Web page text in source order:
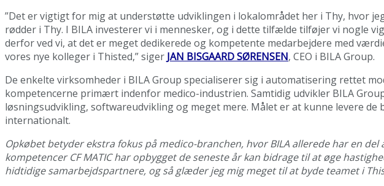
”Det er vigtigt for mig at understøtte udviklingen i lokalområdet her i Thy, hvor
rødder i Thy. I BILA investerer vi i mennesker, og i dette tilfælde tilføjer vi nogle
derfor ved vi, at det er meget dedikerede og kompetente medarbejdere med
vores nye kolleger i Thisted,” siger JAN BISGAARD SØRENSEN, CEO i BILA Group.
De enkelte virksomheder i BILA Group specialiserer sig i automatisering rettet
kompetencerne primært indenfor medico-industrien. Samtidig udvikler BILA
løsningsudvikling, softwareudvikling og meget mere. Målet er at kunne levere
internationalt.
Opkøbet betyder ekstra fokus på medico-branchen, hvor BILA allerede har en
kompetencer CF MATIC har opbygget de seneste år kan bidrage til at øge
hidtidige samarbejdspartnere, og så glæder jeg mig meget til at byde teamet i